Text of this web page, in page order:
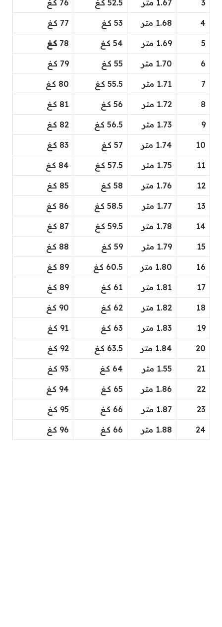
3 1.67 متر 52.5 كــغ 76 كــغ
4 1.68 متر 53 كــغ 77 كــغ
5 1.69 متر 54 كــغ 78 كــغ
6 1.70 متر 55 كــغ 79 كــغ
7 1.71 متر 55.5 كــغ 80 كــغ
8 1.72 متر 56 كــغ 81 كــغ
9 1.73 متر 56.5 كــغ 82 كــغ
10 1.74 متر 57 كــغ 83 كــغ
11 1.75 متر 57.5 كــغ 84 كــغ
12 1.76 متر 58 كــغ 85 كــغ
13 1.77 متر 58.5 كــغ 86 كــغ
14 1.78 متر 59.5 كــغ 87 كــغ
15 1.79 متر 59 كــغ 88 كــغ
16 1.80 متر 60.5 كــغ 89 كــغ
17 1.81 متر 61 كــغ 89 كــغ
18 1.82 متر 62 كــغ 90 كــغ
19 1.83 متر 63 كــغ 91 كــغ
20 1.84 متر 63.5 كــغ 92 كــغ
21 1.55 متر 64 كــغ 93 كــغ
22 1.86 متر 65 كــغ 94 كــغ
23 1.87 متر 66 كــغ 95 كــغ
24 1.88 متر 66 كــغ 96 كــغ